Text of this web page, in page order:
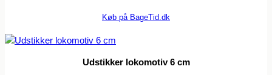
Køb på BageTid.dk
Udstikker lokomotiv 6 cm